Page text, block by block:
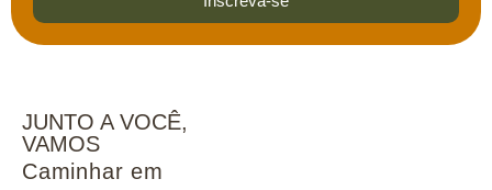
JUNTO A VOCÊ,
VAMOS
Caminhar em